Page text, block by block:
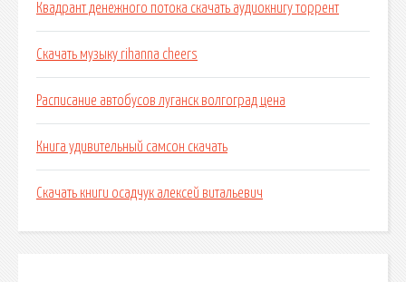
Квадрант денежного потока скачать аудиокнигу торрент
Скачать музыку rihanna cheers
Расписание автобусов луганск волгоград цена
Книга удивительный самсон скачать
Скачать книги осадчук алексей витальевич